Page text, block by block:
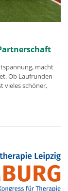
macht
Ob Laufrunden
vieles schöner,